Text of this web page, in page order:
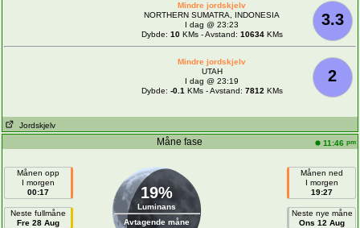
3.3
Mindre jordskjelv
NORTHERN SUMATRA, INDONESIA
I dag @ 23:23
Dybde: 10KMs - Avstand: 10634KMs
2
Mindre jordskjelv
UTAH
I dag @ 23:19
Dybde: -0.1 KMs - Avstand: 7812 KMs
Jordskjelv
Måne fase 11:46 pm
Månen opp
I morgen
00:17
Neste fullmåne
Fre 28 Aug
19%
Luminans
Avtagende måne
Månen ned
I morgen
19:27
Neste nye måne
Ons 12 Aug